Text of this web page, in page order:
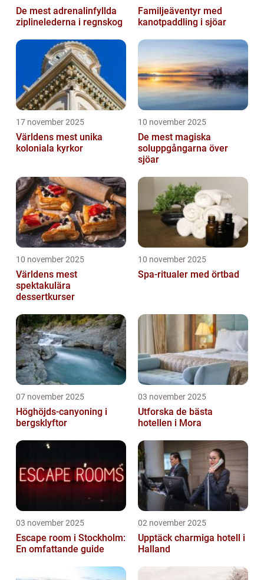
De mest adrenalinfyllda
ziplinelederna i regnskog
Familjeäventyr med
kanotpaddling i sjöar
17 november 2025
Världens mest unika
koloniala kyrkor
10 november 2025
De mest magiska
soluppgångarna över
sjöar
10 november 2025
Världens mest
spektakulära
dessertkurser
10 november 2025
Spa-ritualer med örtbad
07 november 2025
Höghöjds-canyoning i
bergsklyftor
03 november 2025
Utforska de bästa
hotellen i Mora
03 november 2025
Escape room i Stockholm:
En omfattande guide
02 november 2025
Upptäck charmiga hotell i
Halland